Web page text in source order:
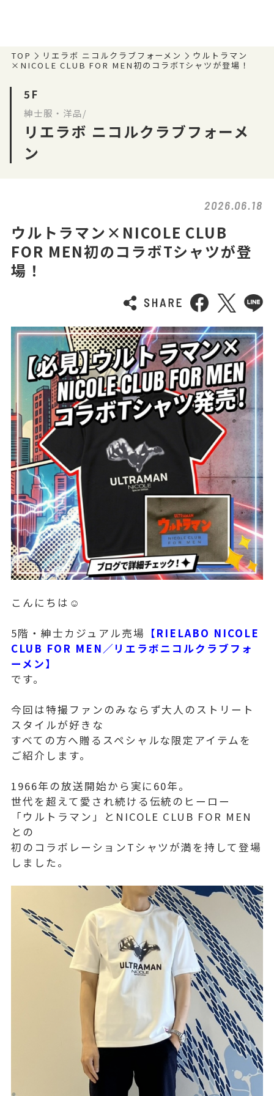
TOP リエラボ ニコルクラブフォーメン
ウルトラマン
×NICOLE CLUB FOR MEN初のコラボTシャツが登場！
5F
紳士服・洋品/
リエラボ ニコルクラブフォーメ
ン
2026.06.18
ウルトラマン×NICOLE CLUB
FOR MEN初のコラボTシャツが登
場！
こんにちは☺
5階・紳士カジュアル売場 【RIELABO NICOLE
CLUB FOR MEN／リエラボニコルクラブフォ
ーメン】
です。
今回は特撮ファンのみならず大人のストリート
スタイルが好きな
すべての方へ贈るスペシャルな限定アイテムを
ご紹介します。
1966年の放送開始から実に60年。
世代を超えて愛され続ける伝統のヒーロー
「ウルトラマン」とNICOLE CLUB FOR MEN
との
初のコラボレーションTシャツが満を持して登場
しました。